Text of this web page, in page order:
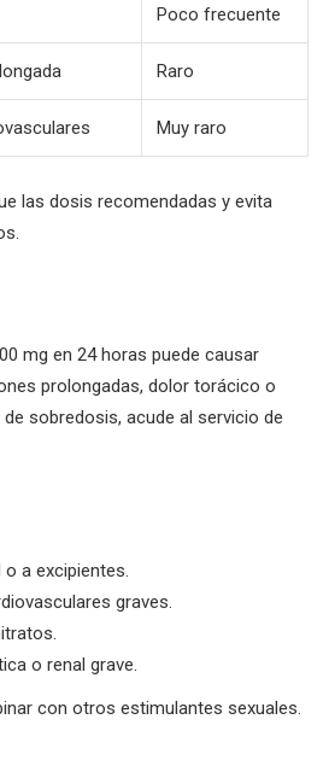
Poco frecuente
Raro
Muy raro
las dosis recomendadas y evita
mg en 24 horas puede causar
prolongadas, dolor torácico o
sobredosis, acude al servicio de
a excipientes.
graves.
o renal grave.
con otros estimulantes sexuales.